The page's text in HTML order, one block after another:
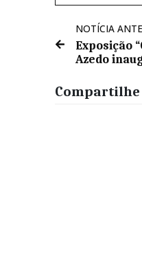
NOTÍCIA
Exposição
Azedo